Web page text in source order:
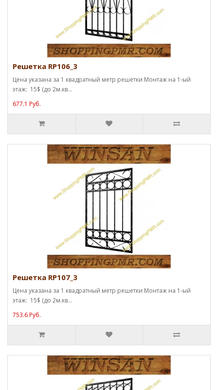
Решетка RP106_3
Цена указана за 1 квадратный метр решетки Монтаж на 1-ый
этаж: 15$ (до 2м.кв...
677.1 Руб.
Решетка RP107_3
Цена указана за 1 квадратный метр решетки Монтаж на 1-ый
этаж: 15$ (до 2м.кв...
753.6 Руб.